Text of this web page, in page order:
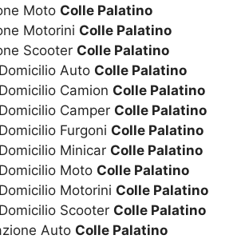
Moto Colle Palatino
Motorini Colle Palatino
Scooter Colle Palatino
Auto Colle Palatino
Camion Colle Palatino
Camper Colle Palatino
Furgoni Colle Palatino
Minicar Colle Palatino
Moto Colle Palatino
Motorini Colle Palatino
Scooter Colle Palatino
Auto Colle Palatino